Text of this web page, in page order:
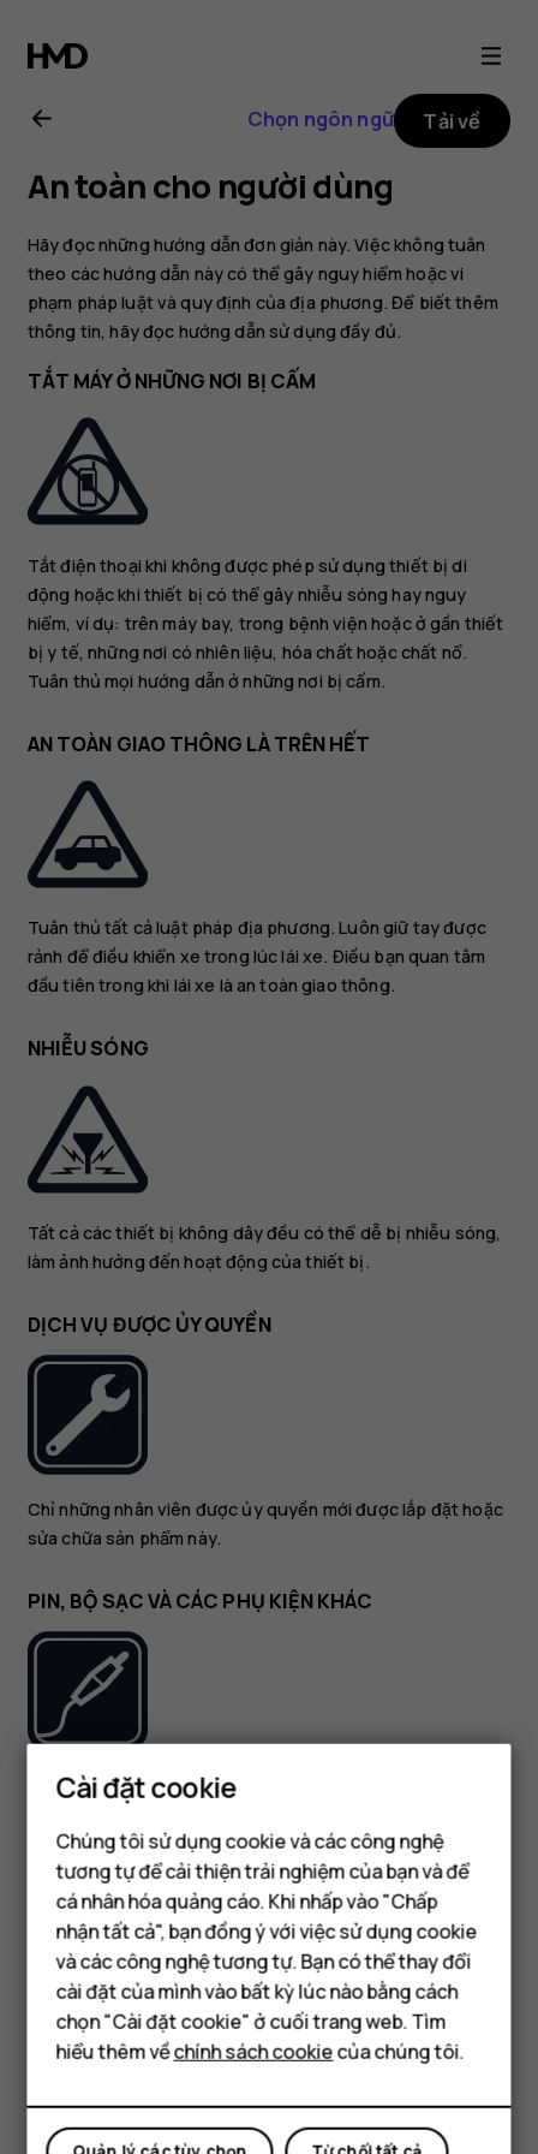
Hướng
dẫn
sử
dụng
Nokia
105
(2017)
Điện thoại thông minh
Điện thoại phổ thông
Máy tính bảng
Chọn ngôn ngữ Tải về
An toàn cho người dùng
Hãy đọc những hướng dẫn đơn giản này. Việc không tuân
theo các hướng dẫn này có thể gây nguy hiểm hoặc vi
phạm pháp luật và quy định của địa phương. Để biết thêm
thông tin, hãy đọc hướng dẫn sử dụng đầy đủ.
TẮT MÁY Ở NHỮNG NƠI BỊ CẤM
Tắt điện thoại khi không được phép sử dụng thiết bị di
động hoặc khi thiết bị có thể gây nhiễu sóng hay nguy
hiểm, ví dụ: trên máy bay, trong bệnh viện hoặc ở gần thiết
bị y tế, những nơi có nhiên liệu, hóa chất hoặc chất nổ.
Tuân thủ mọi hướng dẫn ở những nơi bị cấm.
AN TOÀN GIAO THÔNG LÀ TRÊN HẾT
Tuân thủ tất cả luật pháp địa phương. Luôn giữ tay được
rảnh để điều khiển xe trong lúc lái xe. Điều bạn quan tâm
đầu tiên trong khi lái xe là an toàn giao thông.
NHIỄU SÓNG
Tất cả các thiết bị không dây đều có thể dễ bị nhiễu sóng,
làm ảnh hưởng đến hoạt động của thiết bị.
DỊCH VỤ ĐƯỢC ỦY QUYỀN
Chỉ những nhân viên được ủy quyền mới được lắp đặt hoặc
sửa chữa sản phẩm này.
PIN, BỘ SẠC VÀ CÁC PHỤ KIỆN KHÁC
Chỉ sử dụng pin, bộ sạc và các phụ kiện khác đã được HMD
kết nối thiết bị này với những sản phẩm không tương thích.
GIỮ THIẾT BỊ KHÔ RÁO
thiết bị để biết hướng dẫn chi tiết hơn.
Cài đặt cookie
Chúng tôi sử dụng cookie và các công nghệ
tương tự để cải thiện trải nghiệm của bạn và để
cá nhân hóa quảng cáo. Khi nhấp vào "Chấp
nhận tất cả", bạn đồng ý với việc sử dụng cookie
và các công nghệ tương tự. Bạn có thể thay đổi
cài đặt của mình vào bất kỳ lúc nào bằng cách
chọn "Cài đặt cookie" ở cuối trang web. Tìm
hiểu thêm vềchính sách cookiecủa chúng tôi.